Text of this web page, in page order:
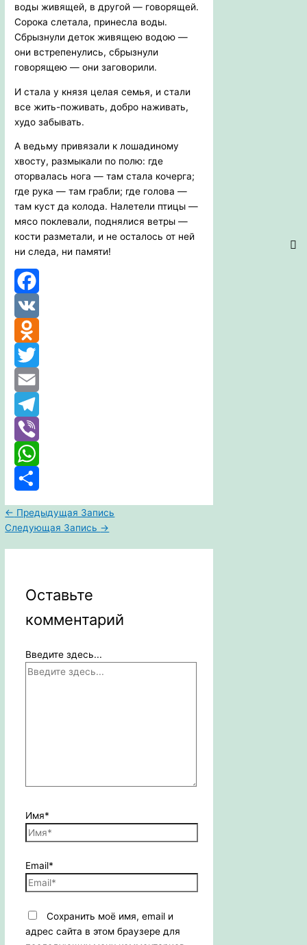
воды живящей, в другой — говорящей.
Сорока слетала, принесла воды.
Сбрызнули деток живящею водою —
они встрепенулись, сбрызнули
говорящею — они заговорили.
И стала у князя целая семья, и стали
все жить-поживать, добро наживать,
худо забывать.
А ведьму привязали к лошадиному
хвосту, размыкали по полю: где
оторвалась нога — там стала кочерга;
где рука — там грабли; где голова —
там куст да колода. Налетели птицы —
мясо поклевали, поднялися ветры —
кости разметали, и не осталось от ней
ни следа, ни памяти!
Facebook
VK
Odnoklassniki
Twitter
Email
Telegram
Viber
WhatsApp
Отправить
← Предыдущая Запись
Следующая Запись →
Оставьте
комментарий
Введите здесь...
Имя*
Email*
Сохранить моё имя, email и
адрес сайта в этом браузере для